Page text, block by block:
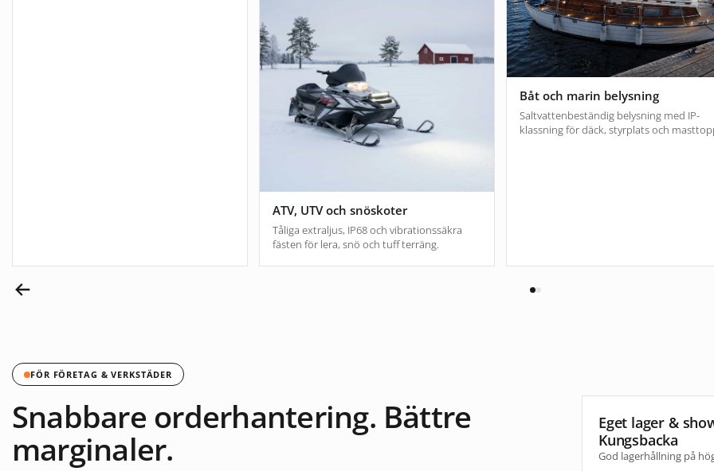
ATV, UTV och snöskoter
Tåliga extraljus, IP68 och vibrationssäkra
fästen för lera, snö och tuff terräng.
Båt och marin belysning
Saltvattenbeständig belysning med IP-
klassning för däck, styrplats och
FÖR FÖRETAG & VERKSTÄDER
Snabbare orderhantering. Bättre
marginaler.
Eget lager &
Kungsbacka
God lagerhållning på